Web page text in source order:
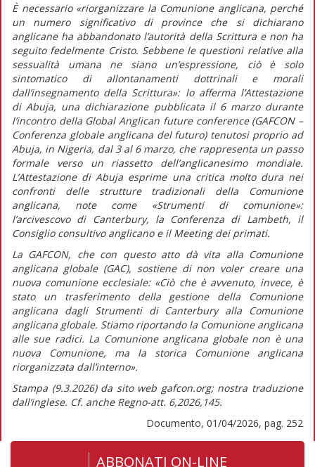
È necessario «riorganizzare la Comunione anglicana, perché
un numero significativo di province che si dichiarano
anglicane ha abbandonato l’autorità della Scrittura e non ha
seguito fedelmente Cristo. Sebbene le questioni relative alla
sessualità umana ne siano un’espressione, ciò è solo
sintomatico di allontanamenti dottrinali e morali
dall’insegnamento della Scrittura»: lo afferma l’Attestazione
di Abuja, una dichiarazione pubblicata il 6 marzo durante
l’incontro della Global Anglican future conference (GAFCON –
Conferenza globale anglicana del futuro) tenutosi proprio ad
Abuja, in Nigeria, dal 3 al 6 marzo, che rappresenta un passo
formale verso un riassetto dell’anglicanesimo mondiale.
L’Attestazione di Abuja esprime una critica molto dura nei
confronti delle strutture tradizionali della Comunione
anglicana, note come «Strumenti di comunione»:
l’arcivescovo di Canterbury, la Conferenza di Lambeth, il
Consiglio consultivo anglicano e il Meeting dei primati.
La GAFCON, che con questo atto dà vita alla Comunione
anglicana globale (GAC), sostiene di non voler creare una
nuova comunione ecclesiale: «Ciò che è avvenuto, invece, è
stato un trasferimento della gestione della Comunione
anglicana dagli Strumenti di Canterbury alla Comunione
anglicana globale. Stiamo riportando la Comunione anglicana
alle sue radici. La Comunione anglicana globale non è una
nuova Comunione, ma la storica Comunione anglicana
riorganizzata dall’interno».
Stampa (9.3.2026) da sito web gafcon.org; nostra traduzione
dall’inglese. Cf. anche Regno-att. 6,2026,145.
Documento, 01/04/2026, pag. 252
ABBONATI ON-LINE